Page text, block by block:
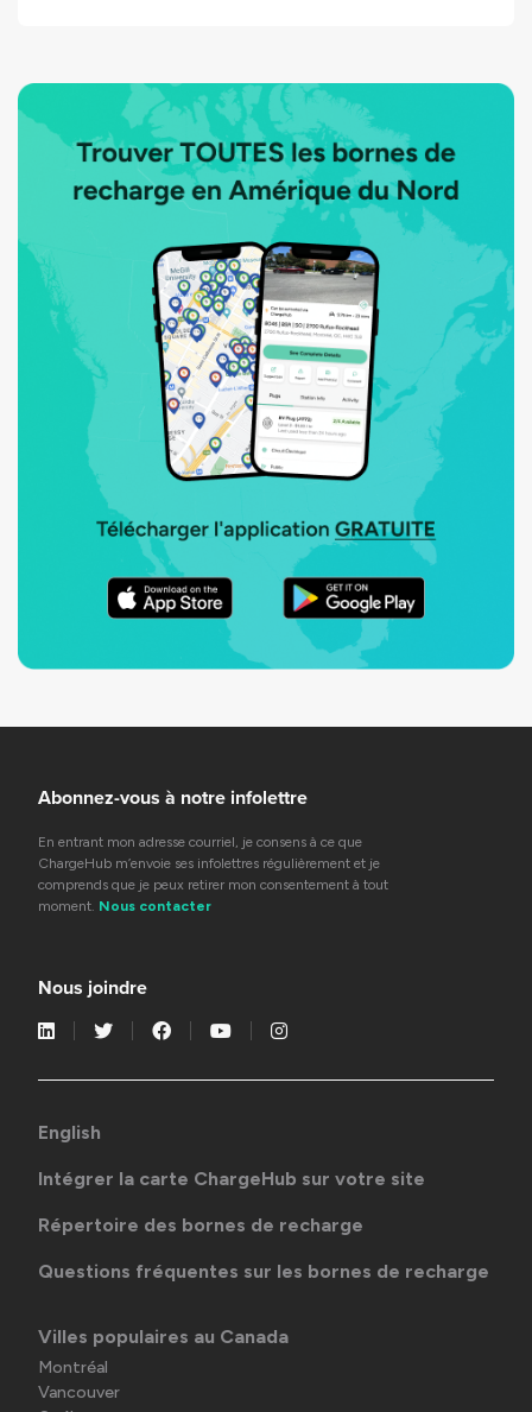
Abonnez-vous à notre infolettre
En entrant mon adresse courriel, je consens à ce que
ChargeHub m’envoie ses infolettres régulièrement et je
comprends que je peux retirer mon consentement à tout
moment. Nous contacter
Nous joindre
English
Intégrer la carte ChargeHub sur votre site
Répertoire des bornes de recharge
Questions fréquentes sur les bornes de recharge
Villes populaires au Canada
Montréal
Vancouver